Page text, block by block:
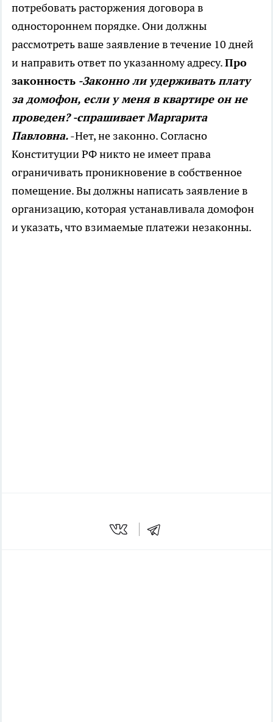
потребовать расторжения договора в
одностороннем порядке. Они должны
рассмотреть ваше заявление в течение 10 дней
и направить ответ по указанному адресу.Про
законность -Законно ли удерживать плату
за домофон, если у меня в квартире он не
проведен? -спрашивает Маргарита
Павловна.-Нет, не законно. Согласно
Конституции РФ никто не имеет права
ограничивать проникновение в собственное
помещение. Вы должны написать заявление в
организацию, которая устанавливала домофон
и указать, что взимаемые платежи незаконны.